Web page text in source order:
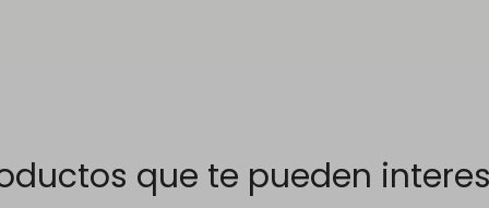
que te pueden